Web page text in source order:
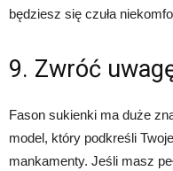
będziesz się czuła
9. Zwróć
Fason sukienki ma duże
model, który podkreśli
mankamenty. Jeśli masz